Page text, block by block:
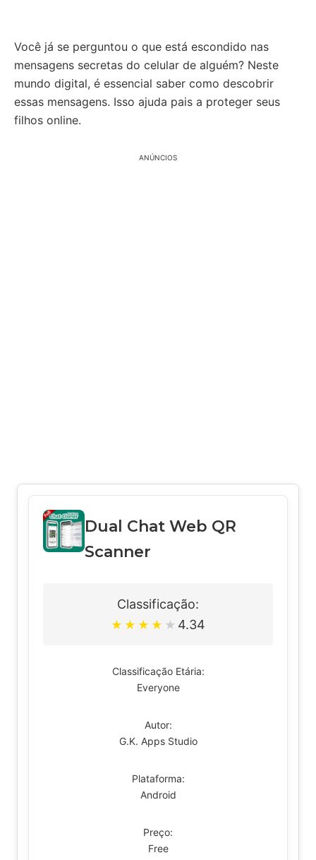
Você já se perguntou o que está escondido nas
mensagens secretas do celular de alguém? Neste
mundo digital, é essencial saber como descobrir
essas mensagens. Isso ajuda pais a proteger seus
filhos online.
ANÚNCIOS
Dual Chat Web QR
Scanner
Classificação:
★ ★ ★ ★ ★ 4.34
Classificação Etária:
Everyone
Autor:
G.K. Apps Studio
Plataforma:
Android
Preço:
Free